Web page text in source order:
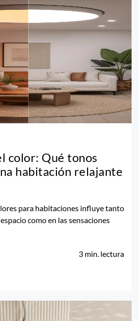
color: Qué tonos
habitación relajante
para habitaciones influye tanto
como en las sensaciones
3 min. lectura